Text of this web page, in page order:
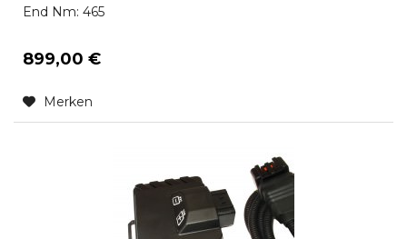
End Nm: 465
899,00 €
Merken